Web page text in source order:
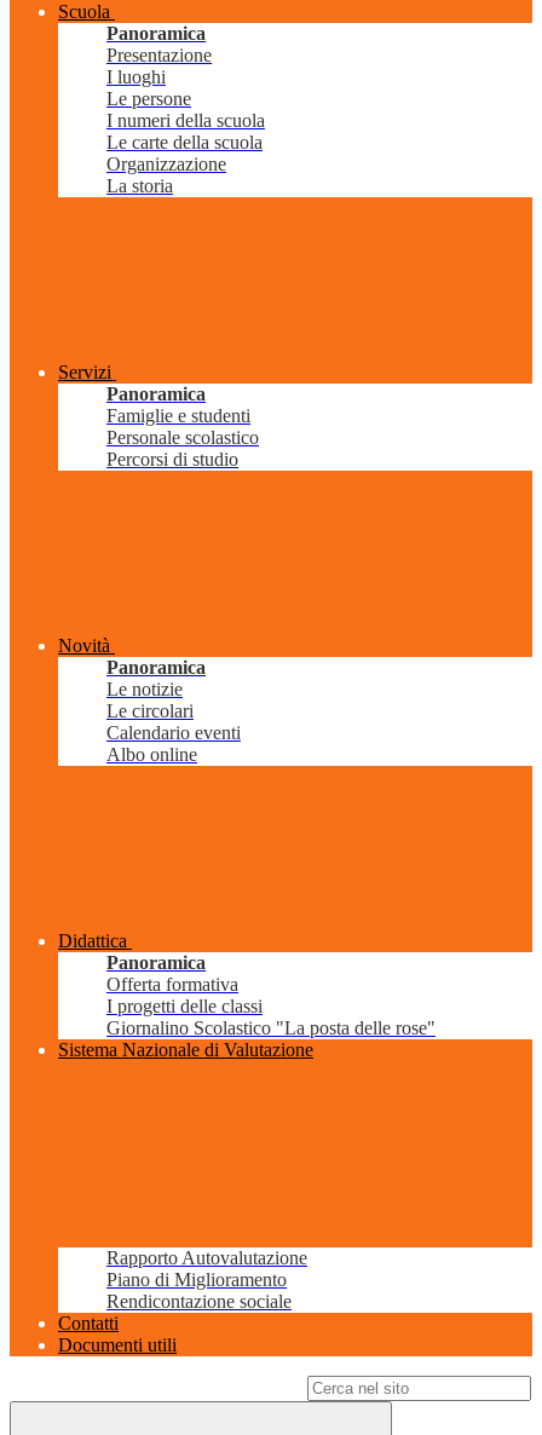
Scuola
Panoramica
Presentazione
I luoghi
Le persone
I numeri della scuola
Le carte della scuola
Organizzazione
La storia
Servizi
Panoramica
Famiglie e studenti
Personale scolastico
Percorsi di studio
Novità
Panoramica
Le notizie
Le circolari
Calendario eventi
Albo online
Didattica
Panoramica
Offerta formativa
I progetti delle classi
Giornalino Scolastico "La posta delle rose"
Sistema Nazionale di Valutazione
Rapporto Autovalutazione
Piano di Miglioramento
Rendicontazione sociale
Contatti
Documenti utili